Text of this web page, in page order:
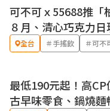
優惠
可不可ｘ55688推「
８月、清心巧克力
全台 ＃手搖飲 ＃可不
優惠
最低190元起！高
古早味零食、鍋燒麵